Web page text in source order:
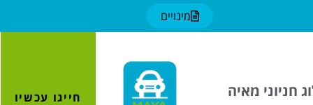
מינויים
חניוני מאיה חייגו עכשיו